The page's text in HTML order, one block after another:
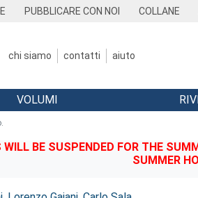
PUBBLICARE CON NOI COLLANE
chi siamo contatti aiuto
VOLUMI
BE SUSPENDED FOR THE
SUMMER